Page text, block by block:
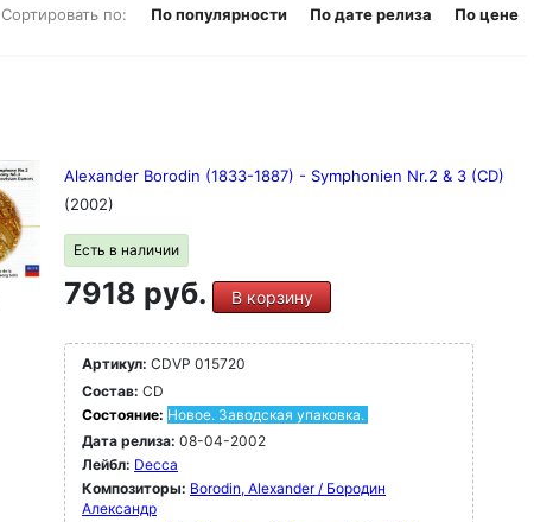
Сортировать по: По популярности По дате релиза По цене
Alexander Borodin (1833-1887) - Symphonien Nr.2 & 3 (CD)
(2002)
Есть в наличии
7918 руб. В корзину
Артикул: CDVP 015720
Состав: CD
Состояние: Новое. Заводская упаковка.
Дата релиза: 08-04-2002
Лейбл: Decca
Композиторы: Borodin, Alexander / Бородин
Александр